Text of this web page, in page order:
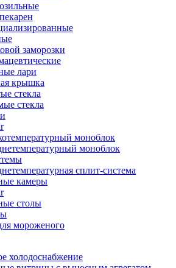
заморозки
лари
крышка
стекла
стекла
моноблок
моноблок
сплит-система
камеры
столы
мороженого
холодоснабжение